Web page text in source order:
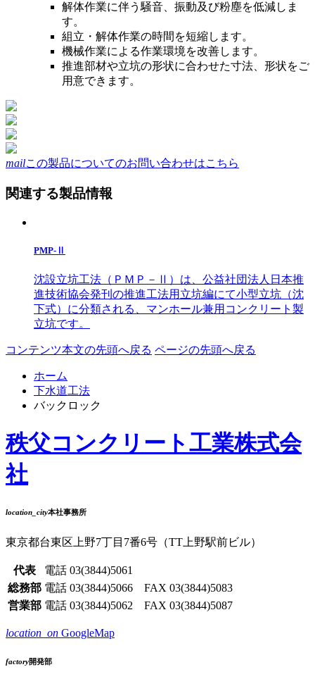
解体作業に伴う騒音、振動及び粉塵を低減しま
す。
組立・解体作業の時間を短縮します。
機械作業による作業環境を改善します。
推進部材や立坑の形状に合わせた寸法、形状をご
用意できます。
mailこの製品についてのお問い合わせはこちら
関連する製品情報
PMP-Ⅱ
沈設立坑工法（ＰＭＰ－Ⅱ）は、公益社団法人日本推
進技術協会発刊の推進工法用立坑編にて小型立坑（沈
下式）に分類される、マンホール兼用コンクリート製
立坑です。
コンテンツ本文の先頭へ戻る ページの先頭へ戻る
ホーム
下水道工法
バックロック
秩父コンクリート工業株式会
社
location_city本社事務所
東京都台東区上野7丁目7番6号（TT上野駅前ビル）
代表 電話 03(3844)5061
総務部 電話 03(3844)5066
FAX 03(3844)5083
営業部 電話 03(3844)5062 FAX 03(3844)5087
location_on GoogleMap
factory開発部